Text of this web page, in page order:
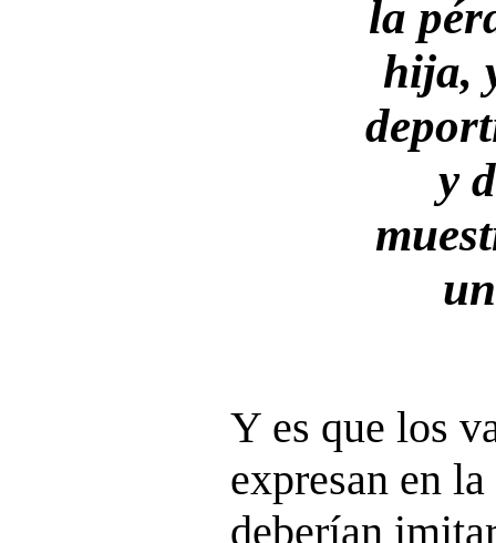
la
hija,
y
Y es que los
expresan en
deberían